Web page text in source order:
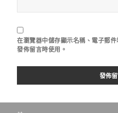
在瀏覽器中儲存顯示名稱、電子郵
發佈留言時使用。